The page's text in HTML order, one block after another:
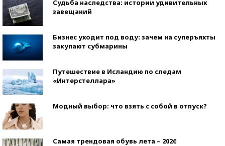
Судьба наследства: истории удивительных
завещаний
Бизнес уходит под воду: зачем на суперъяхты
закупают субмарины
Путешествие в Исландию по следам
«Интерстеллара»
Модный выбор: что взять с собой в отпуск?
Самая трендовая обувь лета – 2026